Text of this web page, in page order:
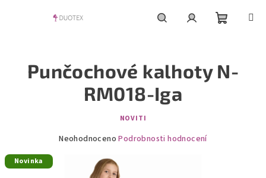
košík
Punčochové kalhoty N-
RM018-Iga
NOVITI
Průměrné
Neohodnoceno Podrobnosti hodnocení
Novinka